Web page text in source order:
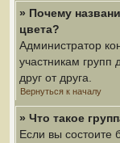
» Почему
цвета?
Администратор
участникам групп
друг от друга.
Вернуться к началу
» Что такое
Если вы состоите